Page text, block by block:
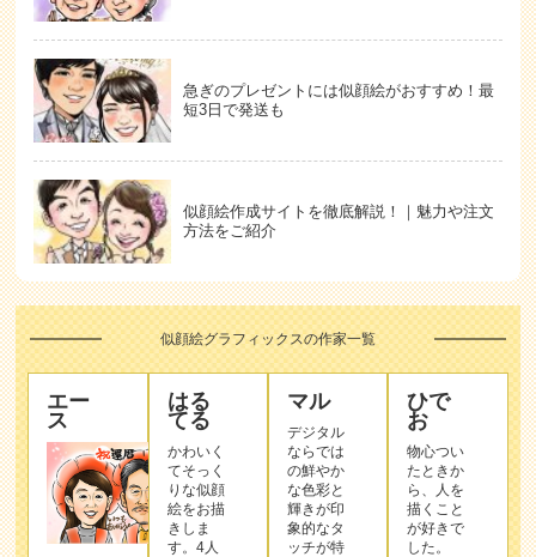
急ぎのプレゼントには似顔絵がおすすめ！最
短3日で発送も
似顔絵作成サイトを徹底解説！｜魅力や注文
方法をご紹介
似顔絵グラフィックスの作家一覧
エー
ス
はる
てる
かわいく
てそっく
りな似顔
絵をお描
きしま
す。4人
マル
デジタル
ならでは
の鮮やか
な色彩と
輝きが印
象的なタ
ッチが特
ひで
お
物心つい
たときか
ら、人を
描くこと
が好きで
した。